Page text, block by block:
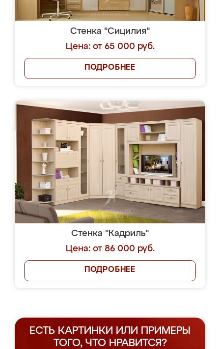
Стенка "Сицилия"
Цена: от 65 000 руб.
ПОДРОБНЕЕ
Стенка "Кадриль"
Цена: от 86 000 руб.
ПОДРОБНЕЕ
ЕСТЬ КАРТИНКИ ИЛИ ПРИМЕРЫ
ТОГО, ЧТО НРАВИТСЯ?